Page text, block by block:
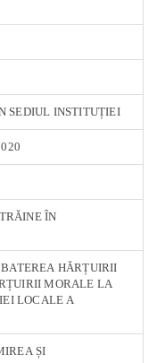
SEDIUL INSTITUȚIEI
ÎN
HĂRȚUIRII
MORALE LA
LOCALE A
ȘI